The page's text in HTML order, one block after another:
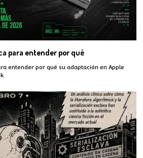
para entender por qué
entender por qué su adaptación en Apple